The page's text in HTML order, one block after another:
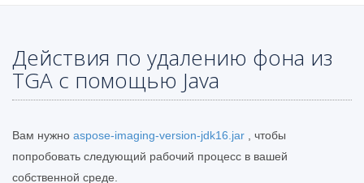
Действия по удалению фона из
TGA с помощью Java
Вам нужно aspose-imaging-version-jdk16.jar , чтобы
попробовать следующий рабочий процесс в вашей
собственной среде.